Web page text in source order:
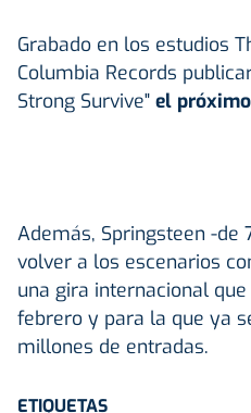
Grabado en los estudios
Columbia Records
Strong Survive" el
Además, Springsteen -de
volver a los escenarios
una gira internacional
febrero y para la que ya
millones de entradas.
ETIQUETAS